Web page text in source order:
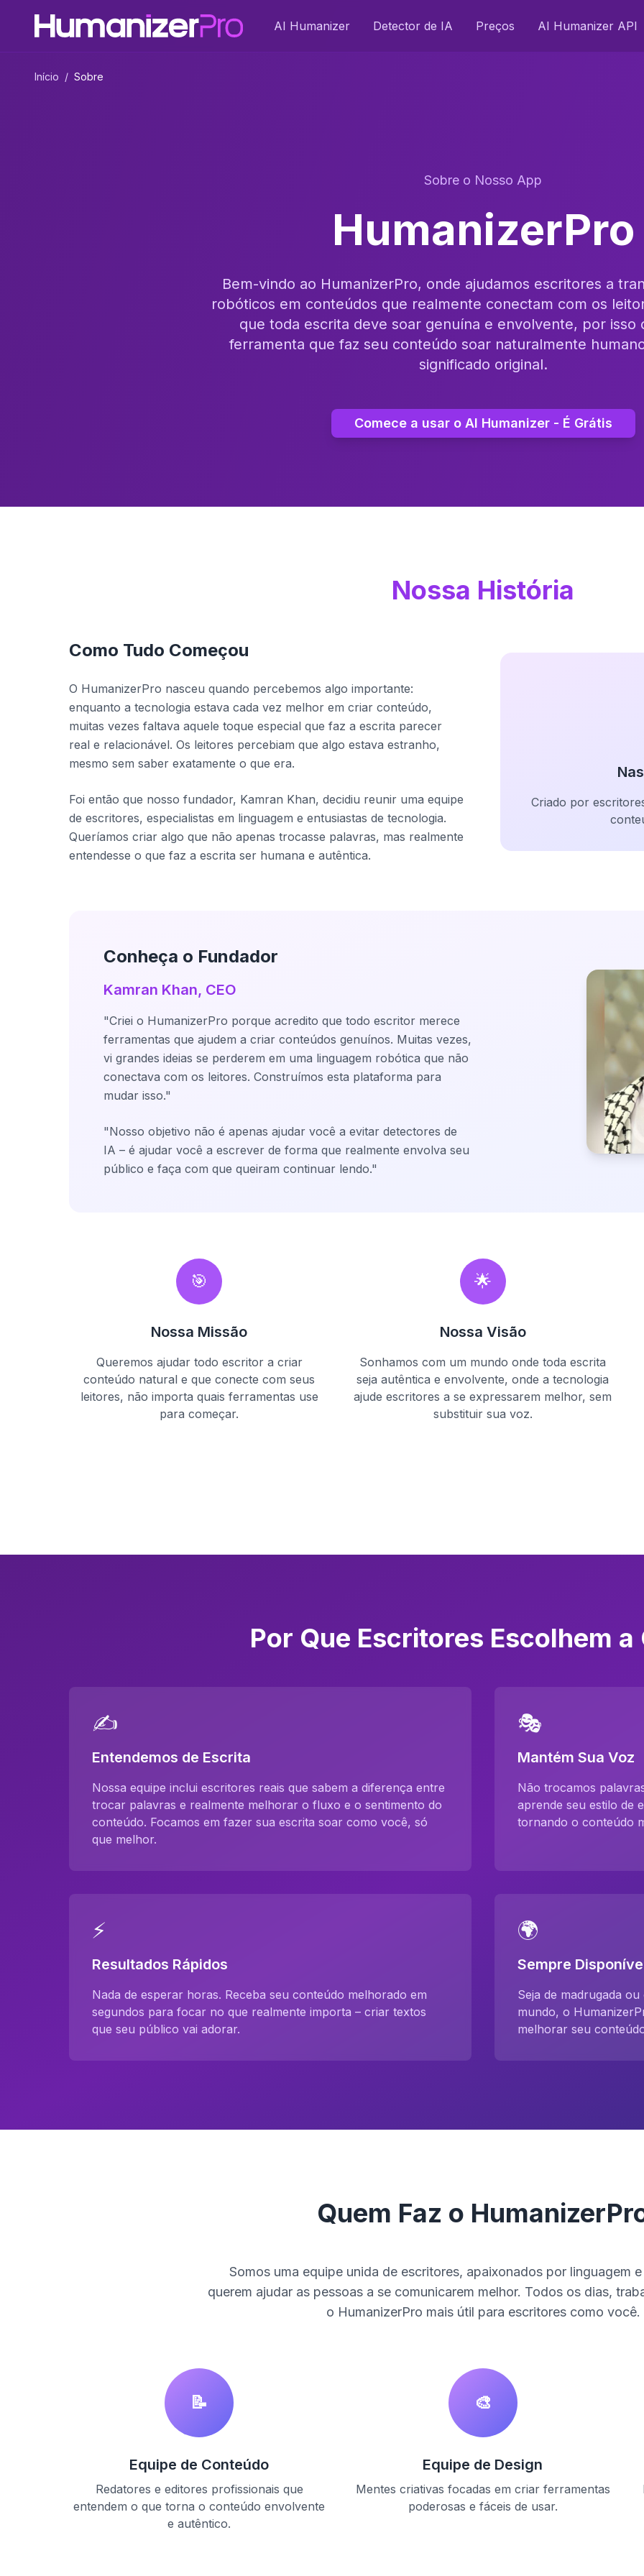
AI Humanizer Detector de IA Preços AI Humanizer API
Início / Sobre
Sobre o Nosso App
HumanizerPro
Bem-vindo ao HumanizerPro, onde ajudamos escritores a
robóticos em conteúdos que realmente conectam com os
que toda escrita deve soar genuína e envolvente, por isso
ferramenta que faz seu conteúdo soar naturalmente
significado original.
Comece a usar o AI Humanizer - É Grátis
Nossa História
Como Tudo Começou
O HumanizerPro nasceu quando percebemos algo importante:
enquanto a tecnologia estava cada vez melhor em criar conteúdo,
muitas vezes faltava aquele toque especial que faz a escrita parecer
real e relacionável. Os leitores percebiam que algo estava estranho,
mesmo sem saber exatamente o que era.
Foi então que nosso fundador, Kamran Khan, decidiu reunir uma equipe
de escritores, especialistas em linguagem e entusiastas de tecnologia.
Queríamos criar algo que não apenas trocasse palavras, mas realmente
entendesse o que faz a escrita ser humana e autêntica.
Criado por
Conheça o Fundador
Kamran Khan, CEO
"Criei o HumanizerPro porque acredito que todo escritor merece
ferramentas que ajudem a criar conteúdos genuínos. Muitas vezes,
vi grandes ideias se perderem em uma linguagem robótica que não
conectava com os leitores. Construímos esta plataforma para
mudar isso."
"Nosso objetivo não é apenas ajudar você a evitar detectores de
IA – é ajudar você a escrever de forma que realmente envolva seu
público e faça com que queiram continuar lendo."
🎯
Nossa Missão
Queremos ajudar todo escritor a criar
conteúdo natural e que conecte com seus
leitores, não importa quais ferramentas use
para começar.
🌟
Nossa Visão
Sonhamos com um mundo onde toda escrita
seja autêntica e envolvente, onde a tecnologia
ajude escritores a se expressarem melhor, sem
substituir sua voz.
Por Que Escritores Escolhem a
✍️
Entendemos de Escrita
Nossa equipe inclui escritores reais que sabem a diferença entre
trocar palavras e realmente melhorar o fluxo e o sentimento do
conteúdo. Focamos em fazer sua escrita soar como você, só
que melhor.
🎭
Mantém Sua Voz
Não trocamos
aprende seu estilo de
tornando o conteúdo
⚡
Resultados Rápidos
Nada de esperar horas. Receba seu conteúdo melhorado em
segundos para focar no que realmente importa – criar textos
que seu público vai adorar.
🌍
Sempre
Seja de madrugada
mundo, o
melhorar seu
Quem Faz o
Somos uma equipe unida de escritores, apaixonados por linguagem
querem ajudar as pessoas a se comunicarem melhor. Todos os dias,
o HumanizerPro mais útil para escritores como você.
📝
Equipe de Conteúdo
Redatores e editores profissionais que
entendem o que torna o conteúdo envolvente
e autêntico.
🎨
Equipe de Design
Mentes criativas focadas em criar ferramentas
poderosas e fáceis de usar.